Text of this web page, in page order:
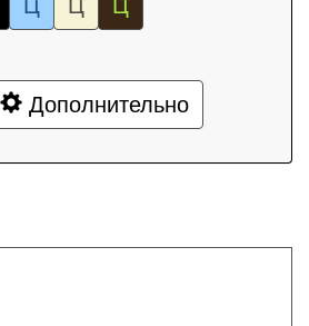
Ц Ц Ц
Дополнительно